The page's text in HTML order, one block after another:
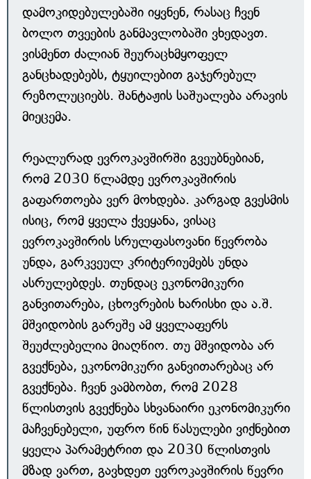
დამოკიდებულებაში იყვნენ, რასაც ჩვენ
ბოლო თვეების განმავლობაში ვხედავთ.
ვისმენთ ძალიან შეურაცხმყოფელ
განცხადებებს, ტყუილებით გაჯერებულ
რეზოლუციებს. შანტაჟის საშუალება არავის
მიეცემა.
რეალურად ევროკავშირში გვეუბნებიან,
რომ 2030 წლამდე ევროკავშირის
გაფართოება ვერ მოხდება. კარგად გვესმის
ისიც, რომ ყველა ქვეყანა, ვისაც
ევროკავშირის სრულფასოვანი წევრობა
უნდა, გარკვეულ კრიტერიუმებს უნდა
ასრულებდეს. თუნდაც ეკონომიკური
განვითარება, ცხოვრების ხარისხი და ა.შ.
მშვიდობის გარეშე ამ ყველაფერს
შეუძლებელია მიაღწიო. თუ მშვიდობა არ
გვექნება, ეკონომიკური განვითარებაც არ
გვექნება. ჩვენ ვამბობთ, რომ 2028
წლისთვის გვექნება სხვანაირი ეკონომიკური
მაჩვენებელი, უფრო წინ წასულები ვიქნებით
ყველა პარამეტრით და 2030 წლისთვის
მზად ვართ, გავხდეთ ევროკავშირის წევრი